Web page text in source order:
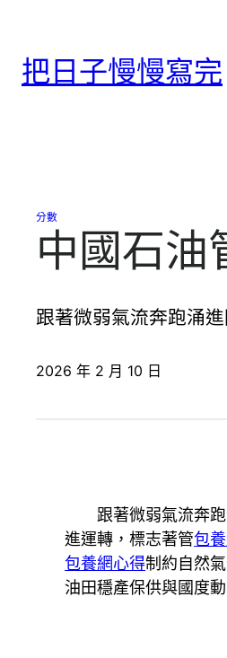
把日子慢慢寫完
分數
中國石油
跟著微弱氣流奔跑涌
2026 年 2 月 10 日
跟著微弱氣流奔
進運轉，標志著管包
包養網心得制約自然
油田穩產保供與國度